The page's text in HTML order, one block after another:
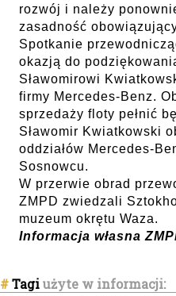
rozwój i należy
zasadność
Spotkanie
okazją do
Sławomirowi
firmy Mercedes-Benz.
sprzedaży floty pełnić
Sławomir Kwiatkowski
oddziałów Mercedes-
Sosnowcu.
W przerwie obrad
ZMPD zwiedzali
muzeum okrętu Waza.
Informacja własna
#Tagiużyte w informacji: